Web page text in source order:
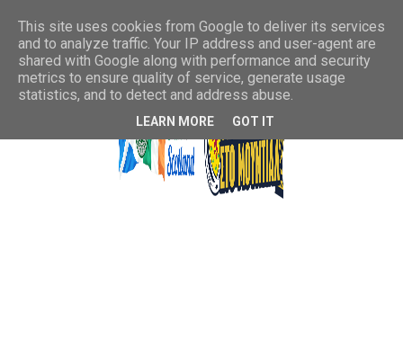
This site uses cookies from Google to deliver its services
and to analyze traffic. Your IP address and user-agent are
shared with Google along with performance and security
metrics to ensure quality of service, generate usage
statistics, and to detect and address abuse.
LEARN MORE GOT IT